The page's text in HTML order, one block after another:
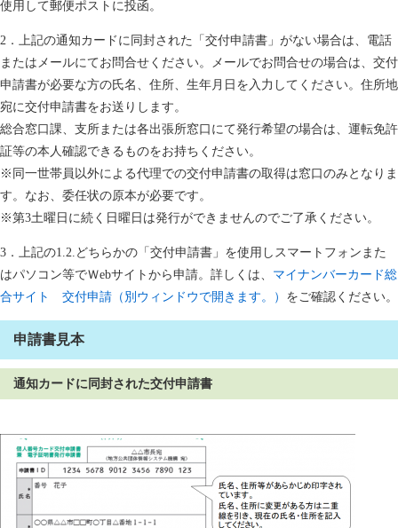
使用して郵便ポストに投函。
2．上記の通知カードに同封された「交付申請書」がない場合は、電話
またはメールにてお問合せください。メールでお問合せの場合は、交付
申請書が必要な方の氏名、住所、生年月日を入力してください。住所地
宛に交付申請書をお送りします。
総合窓口課、支所または各出張所窓口にて発行希望の場合は、運転免許
証等の本人確認できるものをお持ちください。
※同一世帯員以外による代理での交付申請書の取得は窓口のみとなりま
す。なお、委任状の原本が必要です。
※第3土曜日に続く日曜日は発行ができませんのでご了承ください。
3．上記の1.2.どちらかの「交付申請書」を使用しスマートフォンまた
はパソコン等でＷebサイトから申請。詳しくは、 マイナンバーカード総
合サイト 交付申請（別ウィンドウで開きます。） をご確認ください。
申請書見本
通知カードに同封された交付申請書